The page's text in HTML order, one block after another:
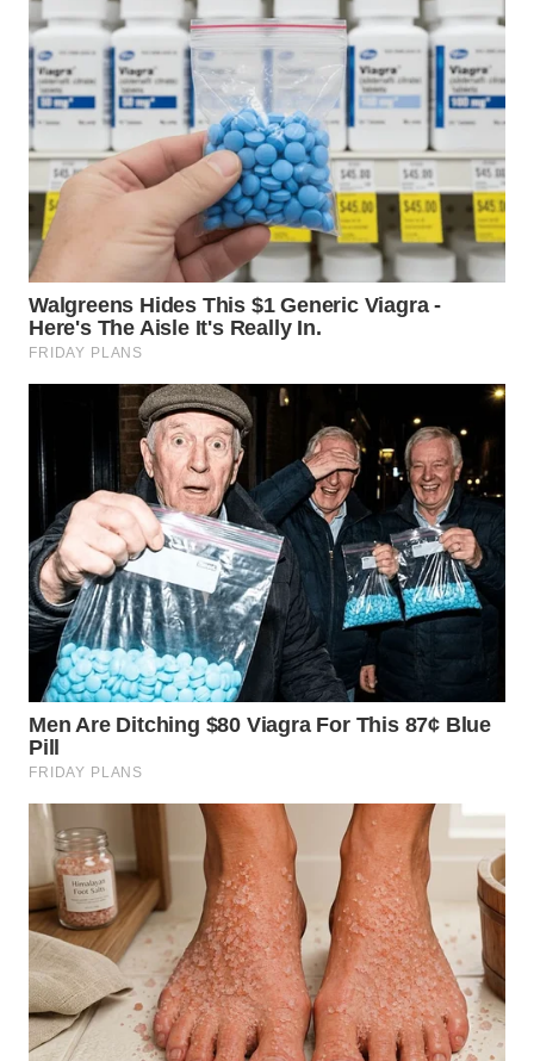
WN
DAIRI
DANAU
TOBA
WN
WN
LANGKAT
TAPANULI
SELATAN
WN
TANJUNG
LESUNG
WN
KARO
WN
SIMALUNGUN
WN
LABUHANBATU
WN
TAPANULI
TENGAH
WN DELI
SERDANG